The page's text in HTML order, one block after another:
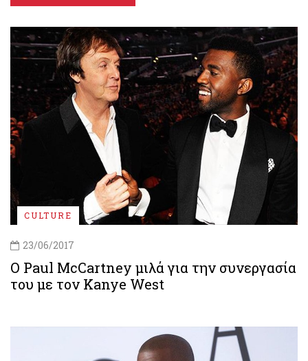
CULTURE
23/06/2017
O Paul McCartney μιλά για την συνεργασία
του με τον Kanye West